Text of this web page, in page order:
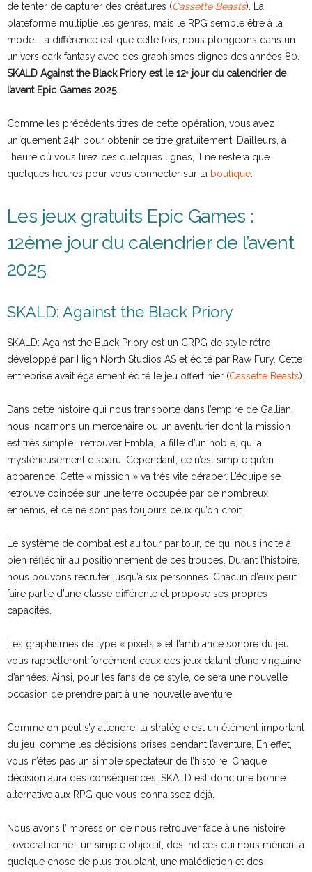
de tenter de capturer des créatures (Cassette Beasts). La
plateforme multiplie les genres, mais le RPG semble être à la
mode. La différence est que cette fois, nous plongeons dans un
univers dark fantasy avec des graphismes dignes des années 80.
SKALD Against the Black Priory est le 12ᵉ jour du calendrier de
l’avent Epic Games 2025.
Comme les précédents titres de cette opération, vous avez
uniquement 24h pour obtenir ce titre gratuitement. D’ailleurs, à
l’heure où vous lirez ces quelques lignes, il ne restera que
quelques heures pour vous connecter sur la boutique.
Les jeux gratuits Epic Games :
12ème jour du calendrier de l’avent
2025
SKALD: Against the Black Priory
SKALD: Against the Black Priory est un CRPG de style rétro
développé par High North Studios AS et édité par Raw Fury. Cette
entreprise avait également édité le jeu offert hier (Cassette Beasts).
Dans cette histoire qui nous transporte dans l’empire de Gallian,
nous incarnons un mercenaire ou un aventurier dont la mission
est très simple : retrouver Embla, la fille d’un noble, qui a
mystérieusement disparu. Cependant, ce n’est simple qu’en
apparence. Cette « mission » va très vite déraper. L’équipe se
retrouve coincée sur une terre occupée par de nombreux
ennemis, et ce ne sont pas toujours ceux qu’on croit.
Le système de combat est au tour par tour, ce qui nous incite à
bien réfléchir au positionnement de ces troupes. Durant l’histoire,
nous pouvons recruter jusqu’à six personnes. Chacun d’eux peut
faire partie d’une classe différente et propose ses propres
capacités.
Les graphismes de type « pixels » et l’ambiance sonore du jeu
vous rappelleront forcément ceux des jeux datant d’une vingtaine
d’années. Ainsi, pour les fans de ce style, ce sera une nouvelle
occasion de prendre part à une nouvelle aventure.
Comme on peut s’y attendre, la stratégie est un élément important
du jeu, comme les décisions prises pendant l’aventure. En effet,
vous n’êtes pas un simple spectateur de l’histoire. Chaque
décision aura des conséquences. SKALD est donc une bonne
alternative aux RPG que vous connaissez déjà.
Nous avons l’impression de nous retrouver face à une histoire
Lovecraftienne : un simple objectif, des indices qui nous mènent à
quelque chose de plus troublant, une malédiction et des